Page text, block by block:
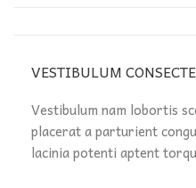
VESTIBULUM
Vestibulum nam lobortis
placerat a parturient
lacinia potenti aptent